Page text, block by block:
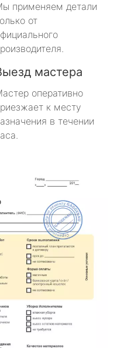
применяем детали
от
мастера
оперативно
к месту
в течении